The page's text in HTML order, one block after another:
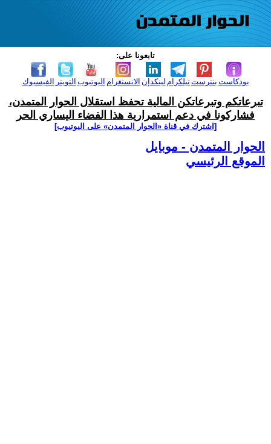
تابعونا على:
الفيسبوك التويتر اليوتيوب الانستغرام لينكدإن تيلكرامبنترست بودكاست
تبرعاتكم وتبرعاتكن المالية تحفظ استقلال الحوار المتمدن،
فشاركونا في دعم استمرارية هذا الفضاء اليساري الحر
[اشترك في قناة ‫«الحوار المتمدن» على اليوتيوب]
الحوار المتمدن - موبايل
الموقع الرئيسي